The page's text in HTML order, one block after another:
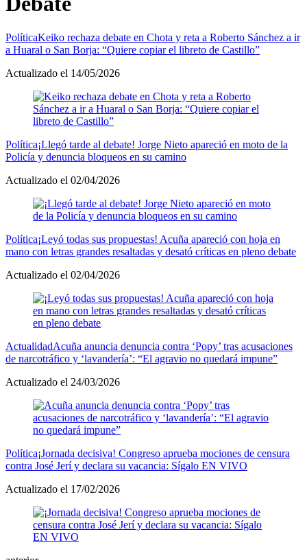
PolíticaKeiko rechaza debate en Chota y reta a Roberto Sánchez a ir
a Huaral o San Borja: “Quiere copiar el libreto de Castillo”
Actualizado el 14/05/2026
Política¡Llegó tarde al debate! Jorge Nieto apareció en moto de la
Policía y denuncia bloqueos en su camino
Actualizado el 02/04/2026
Política¡Leyó todas sus propuestas! Acuña apareció con hoja en
mano con letras grandes resaltadas y desató críticas en pleno debate
Actualizado el 02/04/2026
ActualidadAcuña anuncia denuncia contra ‘Popy’ tras acusaciones
de narcotráfico y ‘lavandería’: “El agravio no quedará impune”
Actualizado el 24/03/2026
Política¡Jornada decisiva! Congreso aprueba mociones de censura
contra José Jerí y declara su vacancia: Sígalo EN VIVO
Actualizado el 17/02/2026